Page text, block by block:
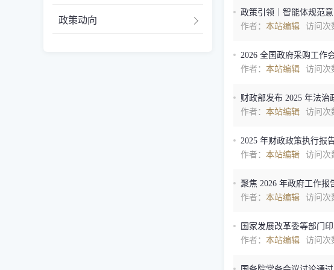
政策动向
政策引领｜智能体规范
作者： 本站编辑 访问次
2026 全国政府采购工作
作者： 本站编辑 访问次
财政部发布 2025 年法
作者： 本站编辑 访问次
2025 年财政政策执行报
作者： 本站编辑 访问次
聚焦 2026 年政府工作报
作者： 本站编辑 访问次
国家发展改革委等部门
作者： 本站编辑 访问次